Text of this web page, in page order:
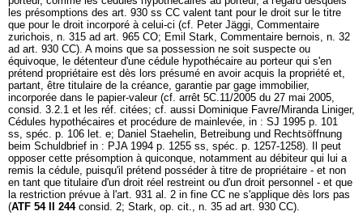
les présomptions des art. 930 ss CC valent tant pour le droit sur le titre
que pour le droit incorporé à celui-ci (cf. Peter Jäggi, Commentaire
zurichois, n. 315 ad art. 965 CO; Emil Stark, Commentaire bernois, n. 32
ad art. 930 CC). A moins que sa possession ne soit suspecte ou
équivoque, le détenteur d'une cédule hypothécaire au porteur qui s'en
prétend propriétaire est dès lors présumé en avoir acquis la propriété et,
partant, être titulaire de la créance, garantie par gage immobilier,
incorporée dans le papier-valeur (cf. arrêt 5C.11/2005 du 27 mai 2005,
consid. 3.2.1 et les réf. citées; cf. aussi Dominique Favre/Miranda Liniger,
Cédules hypothécaires et procédure de mainlevée, in : SJ 1995 p. 101
ss, spéc. p. 106 let. e; Daniel Staehelin, Betreibung und Rechtsöffnung
beim Schuldbrief in : PJA 1994 p. 1255 ss, spéc. p. 1257-1258). Il peut
opposer cette présomption à quiconque, notamment au débiteur qui lui a
remis la cédule, puisqu'il prétend posséder à titre de propriétaire - et non
en tant que titulaire d'un droit réel restreint ou d'un droit personnel - et que
la restriction prévue à l'art. 931 al. 2 in fine CC ne s'applique dès lors pas
(ATF 54 II 244consid. 2; Stark, op. cit., n. 35 ad art. 930 CC).